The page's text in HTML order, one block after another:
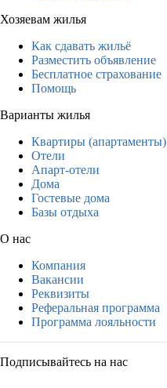
Хозяевам жилья
Как сдавать жильё
Разместить объявление
Бесплатное страхование
Помощь
Варианты жилья
Квартиры (апартаменты)
Отели
Апарт-отели
Дома
Гостевые дома
Базы отдыха
О нас
Компания
Вакансии
Реквизиты
Реферальная программа
Программа лояльности
Подписывайтесь на нас